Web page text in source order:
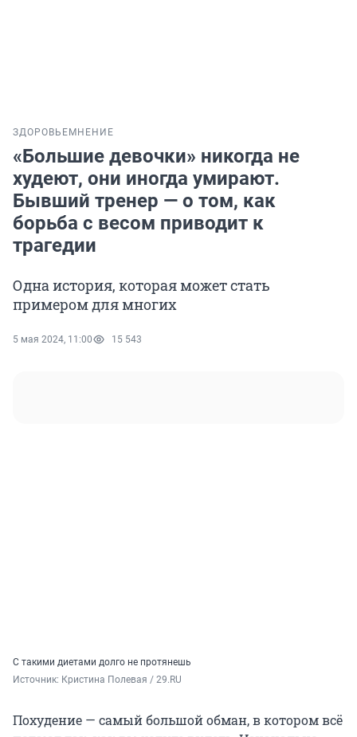
ЗДОРОВЬЕ МНЕНИЕ
«Большие девочки» никогда не
худеют, они иногда умирают.
Бывший тренер — о том, как
борьба с весом приводит к
трагедии
Одна история, которая может стать
примером для многих
5 мая 2024, 11:00 15 543
С такими диетами долго не протянешь
Источник: Кристина Полевая / 29.RU
Похудение — самый большой обман, в котором всё